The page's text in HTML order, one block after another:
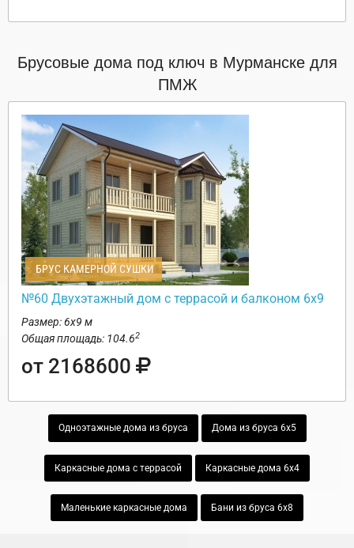
Брусовые дома под ключ в Мурманске для
ПМЖ
БРУС КАМЕРНОЙ СУШКИ
№60 Двухэтажный дом с террасой и балконом 6х9
Размер: 6х9 м
Общая площадь: 104.62
от 2168600
Одноэтажные дома из бруса Дома из бруса 6х5
Каркасные дома с террасой Каркасные дома 6х4
Маленькие каркасные дома Бани из бруса 6х8